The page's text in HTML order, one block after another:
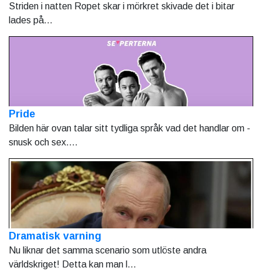
Striden i natten Ropet skar i mörkret skivade det i bitar
lades på...
Pride
Bilden här ovan talar sitt tydliga språk vad det handlar om -
snusk och sex....
Dramatisk varning
Nu liknar det samma scenario som utlöste andra
världskriget! Detta kan man l...